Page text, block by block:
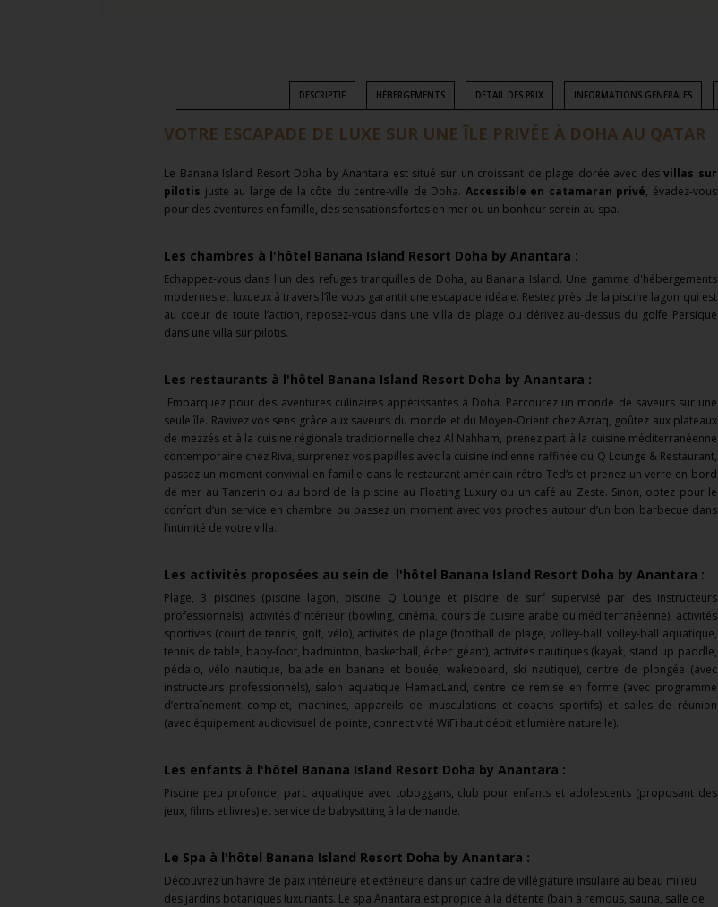
DESCRIPTIF HÉBERGEMENTS DÉTAIL DES PRIX INFORMATIONS GÉNÉRALES
VOTRE ESCAPADE DE LUXE SUR UNE ÎLE PRIVÉE À DOHA AU QATAR
Le Banana Island Resort Doha by Anantara est situé sur un croissant de plage dorée avec desvillas sur
pilotis juste au large de la côte du centre-ville de Doha. Accessible en catamaran privé, évadez-vous
pour des aventures en famille, des sensations fortes en mer ou un bonheur serein au spa.
Les chambres à l'hôtel Banana Island Resort Doha by Anantara :
Echappez-vous dans l'un des refuges tranquilles de Doha, au Banana Island. Une gamme d'hébergements
modernes et luxueux à travers l’île vous garantit une escapade idéale. Restez près de la piscine lagon qui est
au coeur de toute l’action, reposez-vous dans une villa de plage ou dérivez au-dessus du golfe Persique
dans une villa sur pilotis.
Les restaurants à l'hôtel Banana Island Resort Doha by Anantara :
Embarquez pour des aventures culinaires appétissantes à Doha. Parcourez un monde de saveurs sur une
seule île. Ravivez vos sens grâce aux saveurs du monde et du Moyen-Orient chez Azraq, goûtez aux plateaux
de mezzés et à la cuisine régionale traditionnelle chez Al Nahham, prenez part à la cuisine méditerranéenne
contemporaine chez Riva, surprenez vos papilles avec la cuisine indienne raffinée du Q Lounge & Restaurant,
passez un moment convivial en famille dans le restaurant américain rétro Ted’s et prenez un verre en bord
de mer au Tanzerin ou au bord de la piscine au Floating Luxury ou un café au Zeste. Sinon, optez pour le
confort d’un service en chambre ou passez un moment avec vos proches autour d’un bon barbecue dans
l’intimité de votre villa.
Les activités proposées au sein de l'hôtel Banana Island Resort Doha by Anantara :
Plage, 3 piscines (piscine lagon, piscine Q Lounge et piscine de surf supervisé par des instructeurs
professionnels), activités d’intérieur (bowling, cinéma, cours de cuisine arabe ou méditerranéenne), activités
sportives (court de tennis, golf, vélo), activités de plage (football de plage, volley-ball, volley-ball aquatique,
tennis de table, baby-foot, badminton, basketball, échec géant), activités nautiques (kayak, stand up paddle,
pédalo, vélo nautique, balade en banane et bouée, wakeboard, ski nautique), centre de plongée (avec
instructeurs professionnels), salon aquatique HamacLand, centre de remise en forme (avec programme
d’entraînement complet, machines, appareils de musculations et coachs sportifs) et salles de réunion
(avec équipement audiovisuel de pointe, connectivité WiFi haut débit et lumière naturelle).
Les enfants à l'hôtel Banana Island Resort Doha by Anantara :
Piscine peu profonde, parc aquatique avec toboggans, club pour enfants et adolescents (proposant des
jeux, films et livres) et service de babysitting à la demande.
Le Spa à l'hôtel Banana Island Resort Doha by Anantara :
Découvrez un havre de paix intérieure et extérieure dans un cadre de villégiature insulaire au beau milieu
des jardins botaniques luxuriants. Le spa Anantara est propice à la détente (bain à remous, sauna, salle de